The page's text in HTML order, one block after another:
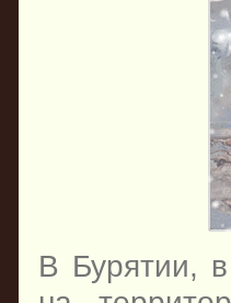
В Бурятии,